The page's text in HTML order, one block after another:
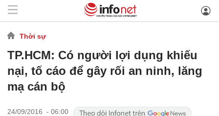
Thời sự
TP.HCM: Có người lợi dụng khiếu
nại, tố cáo để gây rối an ninh, lăng
mạ cán bộ
24/09/2016 - 06:00